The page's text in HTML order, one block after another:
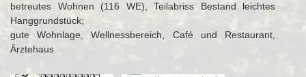
betreutes Wohnen (116 WE), Teilabriss Bestand leichtes
Hanggrundstück;
gute Wohnlage, Wellnessbereich, Café und Restaurant,
Ärztehaus